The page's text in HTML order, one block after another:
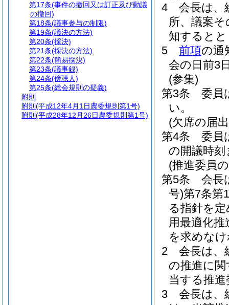
4
会長は、
所、議案
知すると
5
前項の通
会の日前3
(参集)
第3条
委員
い。
(欠席の届
第4条
委員
の開議時
(推進委員
第5条
会長
号)第7条第
る指針を
用最適化推
を求めな
2
会長は、
の推進に
当する推
3
会長は、
第17条(事件の撤回又は訂正及び動議
の撤回)
第18条(議事参与の制限)
第19条(議決の方法)
第20条(採決)
第21条(採決の方法)
第22条(簡易採決)
第23条(議事録)
第24条(傍聴人)
第25条(総会規則の疑義)
附則
附則 (平成12年4月1日農委規則第1号)
附則 (平成28年12月26日農委規則第1号)